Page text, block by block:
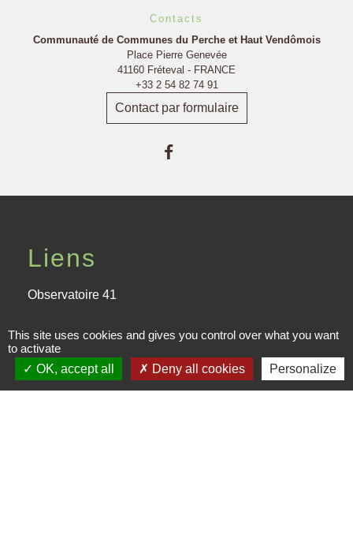
Contacts
Communauté de Communes du Perche et Haut Vendômois
Place Pierre Genevée
41160 Fréteval - FRANCE
+33 2 54 82 74 91
Contact par formulaire
Liens
Observatoire 41
Facebook de la CPHV
Office de tourisme de la CPHV
This site uses cookies and gives you control over what you want
to activate
OK, accept all
Deny all cookies Personalize